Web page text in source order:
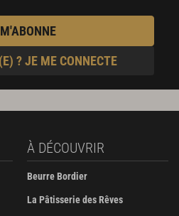
? JE ME CONNECTE
À DÉCOUVRIR
Beurre Bordier
La Pâtisserie des Rêves